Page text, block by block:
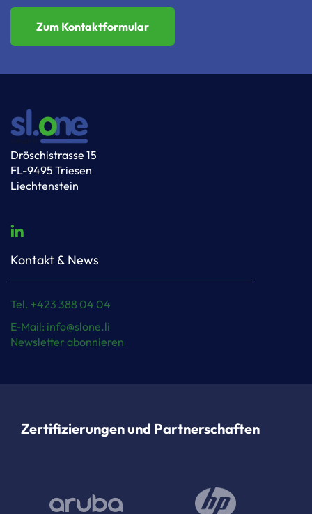
Zum Kontaktformular
Dröschistrasse 15
FL-9495 Triesen
Liechtenstein
Kontakt & News
Tel. +423 388 04 04
E-Mail: info@slone.li
Newsletter abonnieren
Zertifizierungen und Partnerschaften